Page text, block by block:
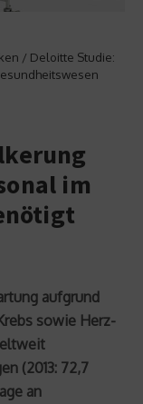
/ Deloitte Studie:
im
aufgrund
sowie Herz-
(2013: 72,7
an